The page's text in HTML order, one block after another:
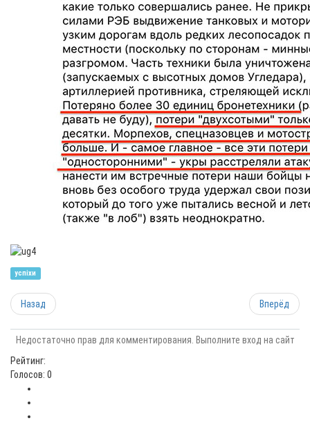
успіхи
Назад Вперёд
Недостаточно прав для комментирования. Выполните вход на сайт
Рейтинг:
Голосов: 0